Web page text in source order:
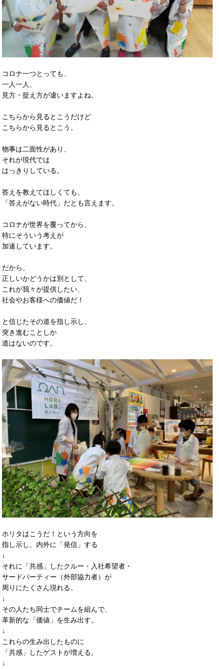
コロナ一つとっても、
一人一人、
見方・捉え方が違いますよね。
こちらから見るとこうだけど
こちらから見るとこう。
物事は二面性があり、
それが現代では
はっきりしている。
答えを教えてほしくても、
「答えがない時代」だとも言えます。
コロナが世界を覆ってから、
特にそういう考えが
加速しています。
だから、
正しいかどうかは別として、
これが我々が提供したい、
社会やお客様への価値だ！
と信じたその道を指し示し、
突き進むことしか
道はないのです。
ホリタはこうだ！という方向を
指し示し、内外に「発信」する
↓
それに「共感」したクルー・入社希望者・
サードパーティー（外部協力者）が
周りにたくさん現れる。
↓
その人たち同士でチームを組んで、
革新的な「価値」を生み出す。
↓
これらの生み出したものに
「共感」したゲストが増える。
↓